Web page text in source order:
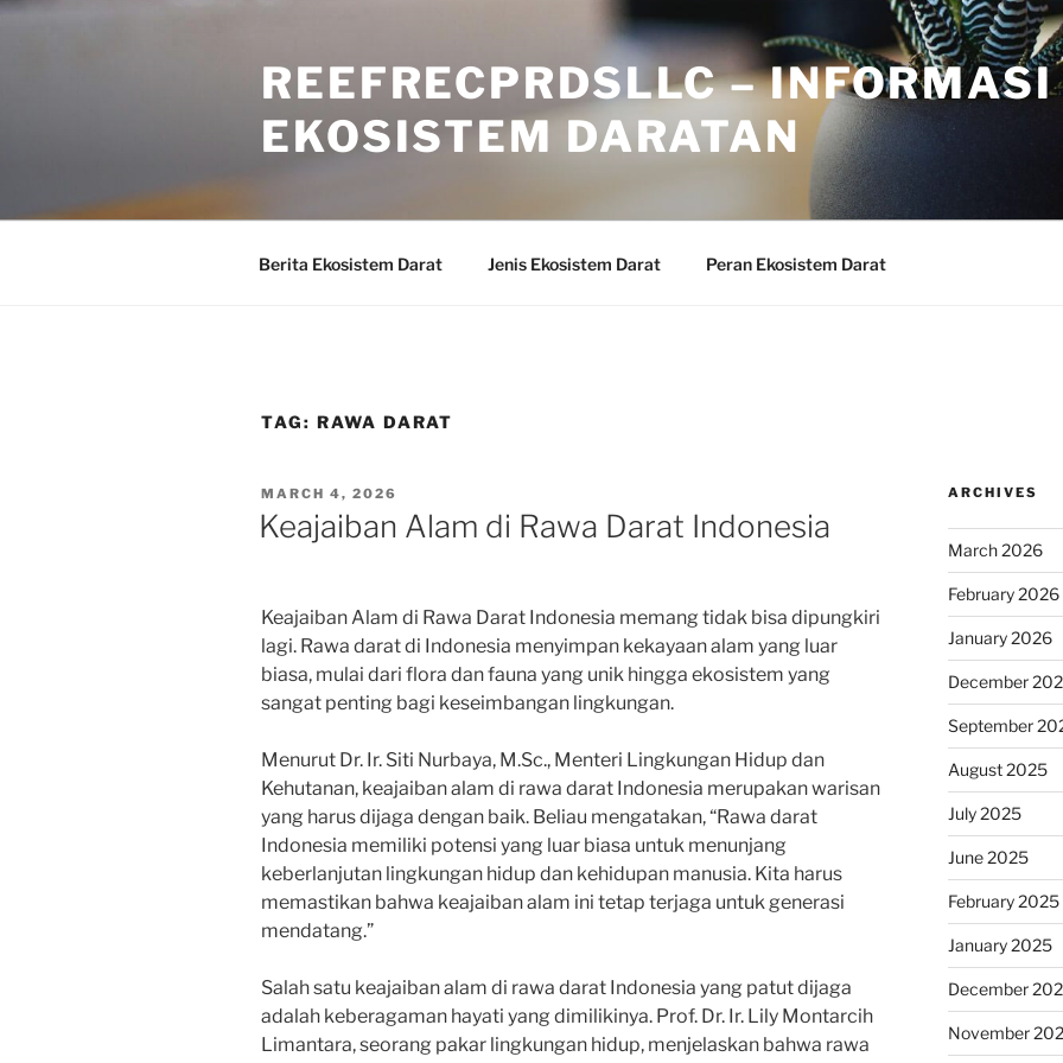
Skip
REEFRECPRDSLLC –
EKOSISTEM DARATAN
Berita Ekosistem Darat Jenis Ekosistem Darat Peran Ekosistem Darat
TAG: RAWA DARAT
POSTED
ON
MARCH 4, 2026
Keajaiban Alam di Rawa Darat Indonesia
Keajaiban Alam di Rawa Darat Indonesia memang tidak bisa dipungkiri
lagi. Rawa darat di Indonesia menyimpan kekayaan alam yang luar
biasa, mulai dari flora dan fauna yang unik hingga ekosistem yang
sangat penting bagi keseimbangan lingkungan.
Menurut Dr. Ir. Siti Nurbaya, M.Sc., Menteri Lingkungan Hidup dan
Kehutanan, keajaiban alam di rawa darat Indonesia merupakan warisan
yang harus dijaga dengan baik. Beliau mengatakan, “Rawa darat
Indonesia memiliki potensi yang luar biasa untuk menunjang
keberlanjutan lingkungan hidup dan kehidupan manusia. Kita harus
memastikan bahwa keajaiban alam ini tetap terjaga untuk generasi
mendatang.”
Salah satu keajaiban alam di rawa darat Indonesia yang patut dijaga
adalah keberagaman hayati yang dimilikinya. Prof. Dr. Ir. Lily Montarcih
Limantara, seorang pakar lingkungan hidup, menjelaskan bahwa rawa
ARCHIVES
March 2026
February 2026
January 2026
December
September
August 2025
July 2025
June 2025
February 2025
January 2025
December
November